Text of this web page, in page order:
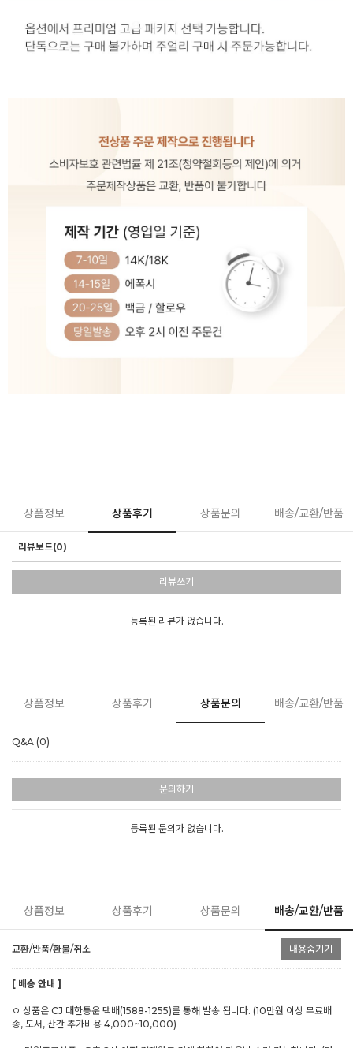
상품정보 상품후기 상품문의 배송/교환/반품
리뷰보드(0)
리뷰쓰기
등록된 리뷰가 없습니다.
상품정보 상품후기 상품문의 배송/교환/반품
Q&A (0)
문의하기
등록된 문의가 없습니다.
상품정보 상품후기 상품문의 배송/교환/반품
교환/반품/환불/취소 내용숨기기
[ 배송 안내 ]
ㅇ 상품은 CJ 대한통운 택배(1588-1255)를 통해 발송 됩니다. (10만원 이상 무료배
송, 도서, 산간 추가비용 4,000~10,000)